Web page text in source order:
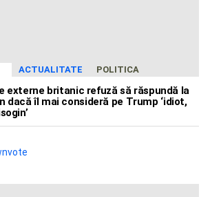
ACTUALITATE POLITICA
externe britanic refuză să răspundă la
dacă îl mai consideră pe Trump ‘idiot,